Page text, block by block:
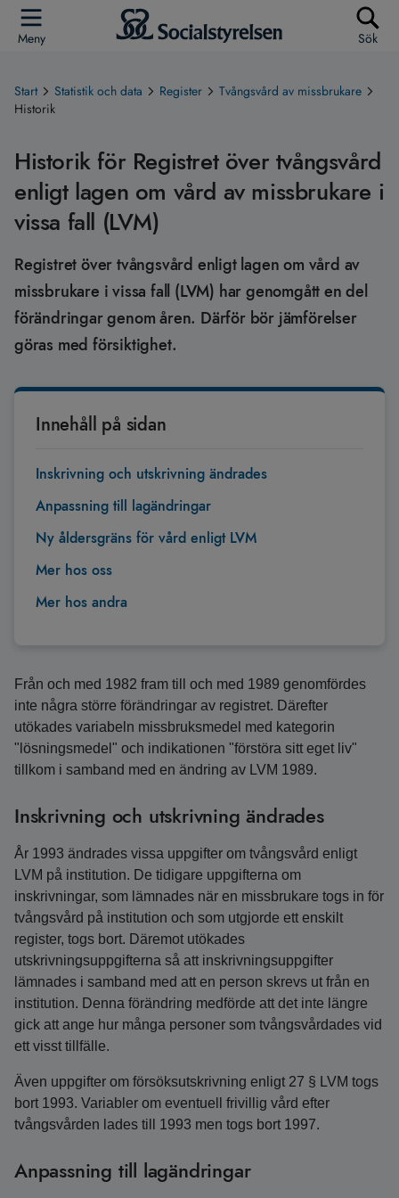
Meny Sök
Start Statistik och data Register
Tvångsvård av missbrukare
Historik
Historik för Registret över tvångsvård
enligt lagen om vård av missbrukare i
vissa fall (LVM)
Registret över tvångsvård enligt lagen om vård av
missbrukare i vissa fall (LVM) har genomgått en del
förändringar genom åren. Därför bör jämförelser
göras med försiktighet.
Innehåll på sidan
Inskrivning och utskrivning ändrades
Anpassning till lagändringar
Ny åldersgräns för vård enligt LVM
Mer hos oss
Mer hos andra
Från och med 1982 fram till och med 1989 genomfördes
inte några större förändringar av registret. Därefter
utökades variabeln missbruksmedel med kategorin
"lösningsmedel" och indikationen "förstöra sitt eget liv"
tillkom i samband med en ändring av LVM 1989.
Inskrivning och utskrivning ändrades
År 1993 ändrades vissa uppgifter om tvångsvård enligt
LVM på institution. De tidigare uppgifterna om
inskrivningar, som lämnades när en missbrukare togs in för
tvångsvård på institution och som utgjorde ett enskilt
register, togs bort. Däremot utökades
utskrivningsuppgifterna så att inskrivningsuppgifter
lämnades i samband med att en person skrevs ut från en
institution. Denna förändring medförde att det inte längre
gick att ange hur många personer som tvångsvårdades vid
ett visst tillfälle.
Även uppgifter om försöksutskrivning enligt 27 § LVM togs
bort 1993. Variabler om eventuell frivillig vård efter
tvångsvården lades till 1993 men togs bort 1997.
Anpassning till lagändringar